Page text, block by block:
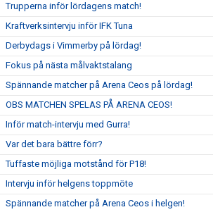
Trupperna inför lördagens match!
Kraftverksintervju inför IFK Tuna
Derbydags i Vimmerby på lördag!
Fokus på nästa målvaktstalang
Spännande matcher på Arena Ceos på lördag!
OBS MATCHEN SPELAS PÅ ARENA CEOS!
Inför match-intervju med Gurra!
Var det bara bättre förr?
Tuffaste möjliga motstånd för P18!
Intervju inför helgens toppmöte
Spännande matcher på Arena Ceos i helgen!